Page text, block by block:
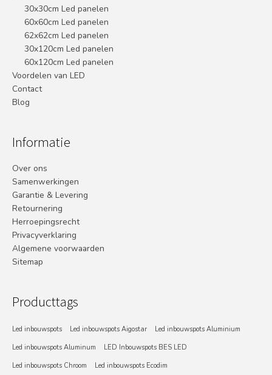
30x30cm Led panelen
60x60cm Led panelen
62x62cm Led panelen
30x120cm Led panelen
60x120cm Led panelen
Voordelen van LED
Contact
Blog
Informatie
Over ons
Samenwerkingen
Garantie & Levering
Retournering
Herroepingsrecht
Privacyverklaring
Algemene voorwaarden
Sitemap
Producttags
Led inbouwspots Led inbouwspots Aigostar
Led inbouwspots Aluminium
Led inbouwspots Aluminum
LED Inbouwspots BES LED
Led inbouwspots Chroom
Led inbouwspots Ecodim